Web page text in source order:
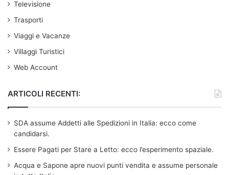
Televisione
Trasporti
Viaggi e Vacanze
Villaggi Turistici
Web Account
ARTICOLI RECENTI:
SDA assume Addetti alle Spedizioni in Italia: ecco come
candidarsi.
Essere Pagati per Stare a Letto: ecco l’esperimento spaziale.
Acqua e Sapone apre nuovi punti vendita e assume personale